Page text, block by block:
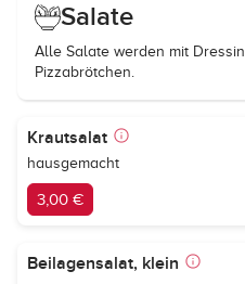
Salate
Alle Salate werden mit
Pizzabrötchen.
Krautsalat
hausgemacht
3,00 €
Beilagensalat, klein